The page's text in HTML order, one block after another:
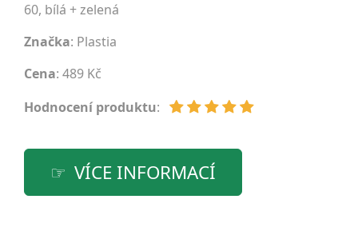
60, bílá + zelená
Značka: Plastia
Cena: 489 Kč
Hodnocení produktu:
VÍCE INFORMACÍ